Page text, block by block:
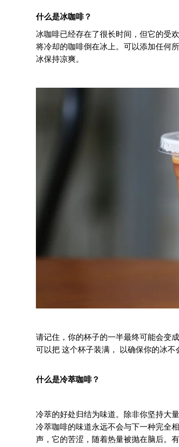
什么是冰咖啡？
冰咖啡已经存在了很长时间，但它的受
将冷却的咖啡倒在冰上。可以添加任何
冰保持凉爽。
请记住，你的杯子的一半最终可能会变
可以把 这个杯子装满， 以确保你的冰不
什么是冷萃咖啡？
冷萃的好处归结为味道。除非你坚持大
冷萃咖啡的味道永远不会与下一种完全
声，它的苦涩，随着热量被抛在脑后。